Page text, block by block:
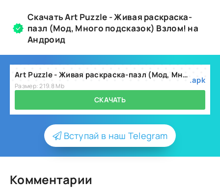
Скачать Art Puzzle - Живая раскраска-
пазл (Мод, Много подсказок) Взлом! на
Андроид
Art Puzzle - Живая раскраска-пазл (Мод, Много подсказок) v5.1.0
Размер: 219.8 Mb
.apk
СКАЧАТЬ
Вступай в наш Telegram
Комментарии